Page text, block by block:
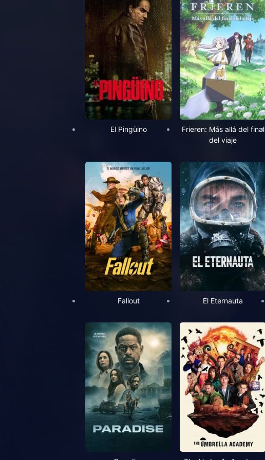
El Pingüino
Frieren: Más allá del final
del viaje
Fallout El Eternauta